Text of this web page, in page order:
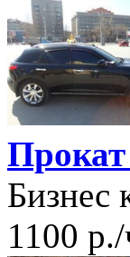
Бизнес
1100 р./